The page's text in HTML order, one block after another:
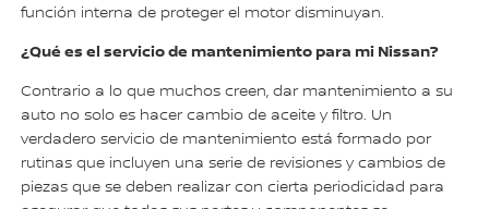
función interna de proteger el motor disminuyan.
¿Qué es el servicio de mantenimiento para mi Nissan?
Contrario a lo que muchos creen, dar mantenimiento a su
auto no solo es hacer cambio de aceite y filtro. Un
verdadero servicio de mantenimiento está formado por
rutinas que incluyen una serie de revisiones y cambios de
piezas que se deben realizar con cierta periodicidad para